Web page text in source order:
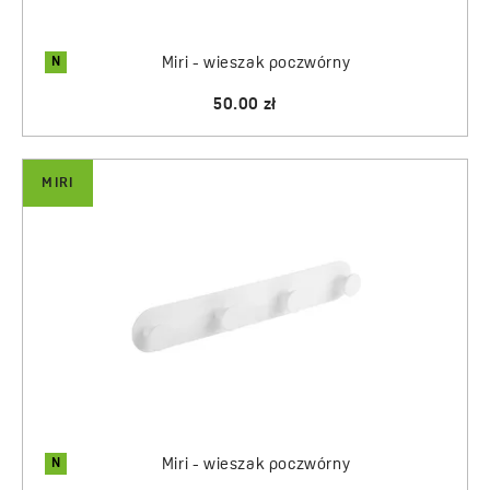
N Miri - wieszak poczwórny
50.00 zł
MIRI
N Miri - wieszak poczwórny